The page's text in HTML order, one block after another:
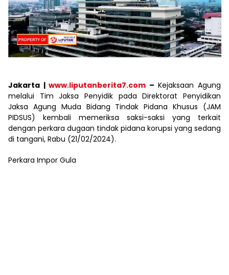
Jakarta |www.liputanberita7.com – Kejaksaan Agung
melalui Tim Jaksa Penyidik pada Direktorat Penyidikan
Jaksa Agung Muda Bidang Tindak Pidana Khusus (JAM
PIDSUS) kembali memeriksa saksi-saksi yang terkait
dengan perkara dugaan tindak pidana korupsi yang sedang
di tangani, Rabu (21/02/2024).
Perkara Impor Gula